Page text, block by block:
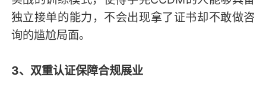
独立接单的能力，不会出现拿了证书却不敢做咨
询的尴尬局面。
3、双重认证保障合规展业